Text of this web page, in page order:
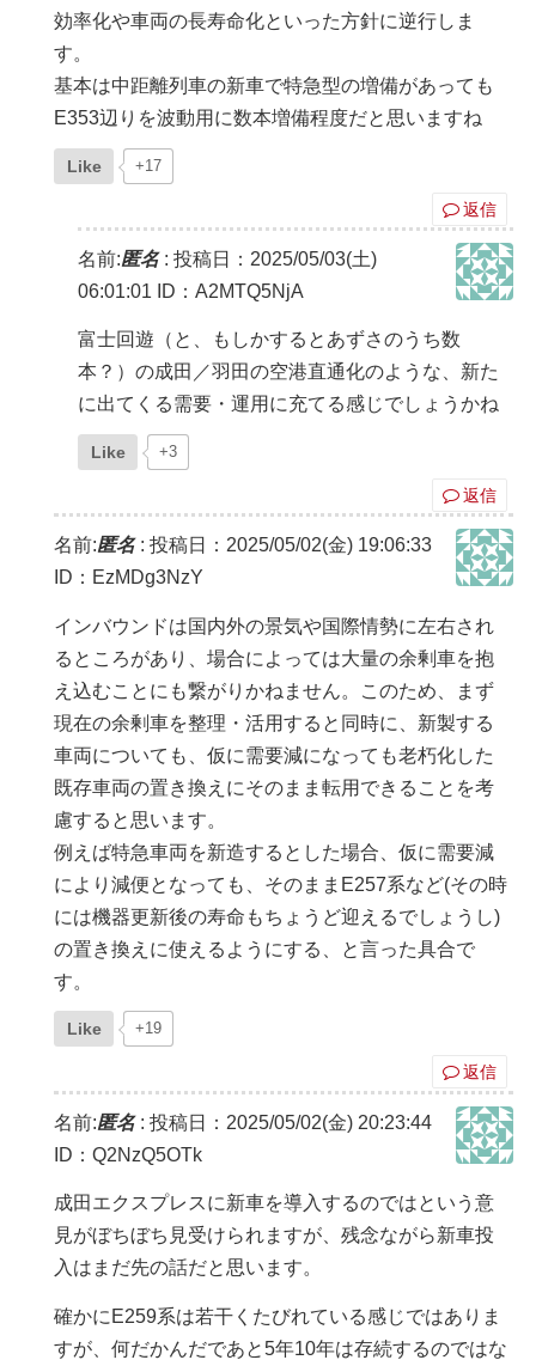
効率化や車両の長寿命化といった方針に逆行しま
す。
基本は中距離列車の新車で特急型の増備があっても
E353辺りを波動用に数本増備程度だと思いますね
Like +17
返信
名前:匿名: 投稿日：2025/05/03(土)
06:01:01
ID：A2MTQ5NjA
富士回遊（と、もしかするとあずさのうち数
本？）の成田／羽田の空港直通化のような、新た
に出てくる需要・運用に充てる感じでしょうかね
Like +3
返信
名前:匿名: 投稿日：2025/05/02(金) 19:06:33
ID：EzMDg3NzY
インバウンドは国内外の景気や国際情勢に左右され
るところがあり、場合によっては大量の余剰車を抱
え込むことにも繋がりかねません。このため、まず
現在の余剰車を整理・活用すると同時に、新製する
車両についても、仮に需要減になっても老朽化した
既存車両の置き換えにそのまま転用できることを考
慮すると思います。
例えば特急車両を新造するとした場合、仮に需要減
により減便となっても、そのままE257系など(その時
には機器更新後の寿命もちょうど迎えるでしょうし)
の置き換えに使えるようにする、と言った具合で
す。
Like +19
返信
名前:匿名: 投稿日：2025/05/02(金) 20:23:44
ID：Q2NzQ5OTk
成田エクスプレスに新車を導入するのではという意
見がぼちぼち見受けられますが、残念ながら新車投
入はまだ先の話だと思います。
確かにE259系は若干くたびれている感じではありま
すが、何だかんだであと5年10年は存続するのではな